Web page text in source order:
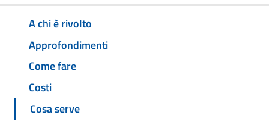
A chi è rivolto
Approfondimenti
Come fare
Costi
Cosa serve